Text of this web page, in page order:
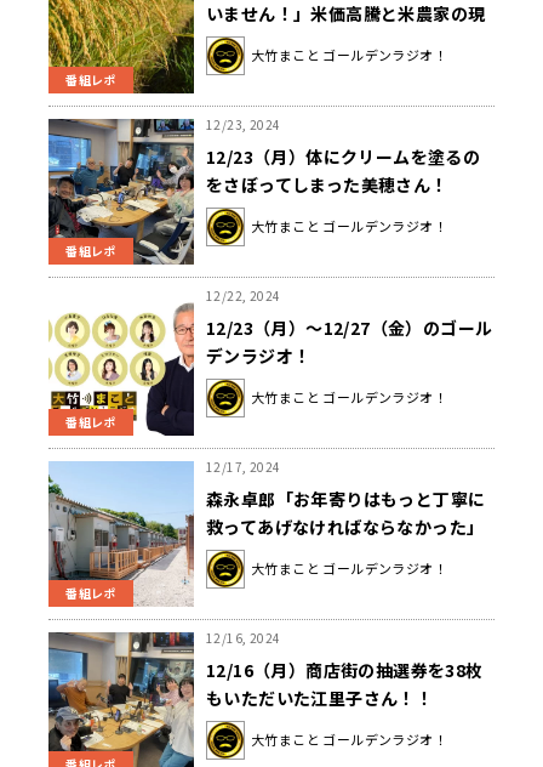
番組レポ
いません！」米価高騰と米農家の現
状
大竹まこと ゴールデンラジオ！
番組レポ
12/23, 2024
12/23（月）体にクリームを塗るの
をさぼってしまった美穂さん！
大竹まこと ゴールデンラジオ！
番組レポ
12/22, 2024
12/23（月）～12/27（金）のゴール
デンラジオ！
大竹まこと ゴールデンラジオ！
番組レポ
12/17, 2024
森永卓郎「お年寄りはもっと丁寧に
救ってあげなければならなかった」
能登半島地震 増え続ける関連死
大竹まこと ゴールデンラジオ！
12/16, 2024
12/16（月）商店街の抽選券を38枚
もいただいた江里子さん！！
大竹まこと ゴールデンラジオ！